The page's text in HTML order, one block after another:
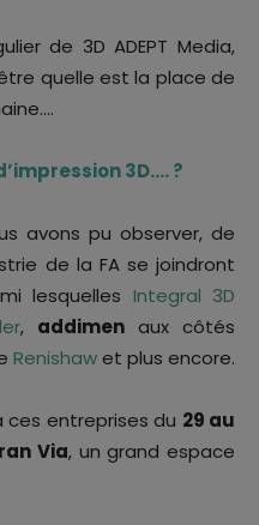
de 3D ADEPT Media,
quelle est la place de
3D…. ?
avons pu observer, de
de la FA se joindront
lesquelles Integral 3D
, addimen aux côtés
Renishawet plus encore.
ces entreprises du 29 au
Via, un grand espace